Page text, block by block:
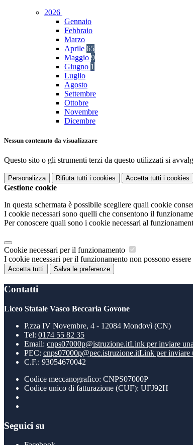
2026
Gennaio
Febbraio
Marzo
Aprile 65
Maggio 9
Giugno 1
Luglio
Agosto
Settembre
Ottobre
Novembre
Dicembre
Nessun contenuto da visualizzare
Questo sito o gli strumenti terzi da questo utilizzati si
Personalizza Rifiuta tutti i cookies Accetta tutti i cookies
Gestione cookie
In questa schermata è possibile scegliere quali cookie
I cookie necessari sono quelli che consentono il
Per conoscere quali sono i cookie necessari al
Cookie necessari per il funzionamento
I cookie necessari per il funzionamento non possono
Accetta tutti Salva le preferenze
Contatti
Liceo Statale Vasco Beccaria Govone
P.zza IV Novembre, 4 - 12084 Mondovì (CN)
Tel: 0174 55 82 35
Email: cnps07000p@istruzione.itLink per inviare
PEC: cnps07000p@pec.istruzione.itLink per inviare
C.F.: 93054670042
Codice meccanografico: CNPS07000P
Codice unico di fatturazione (CUF): UFJ92H
Seguici su